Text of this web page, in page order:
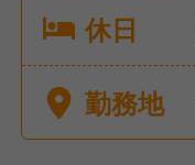
休日
勤務地